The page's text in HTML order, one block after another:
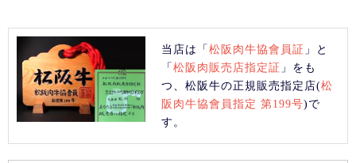
当店は「松阪肉牛協會員証 」と
「松阪肉販売店指定証 」をも
つ、松阪牛の正規販売指定店(松
阪肉牛協會員指定 第199号)で
す。